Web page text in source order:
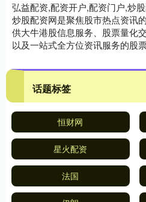
弘益配资,配资开户,配资门户,炒
炒股配资网是聚焦股市热点资讯
供大牛港股信息服务、股票量化
以及一站式全方位资讯服务的股
话题标签
恒财网
星火配资
法国